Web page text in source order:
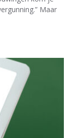
Maar